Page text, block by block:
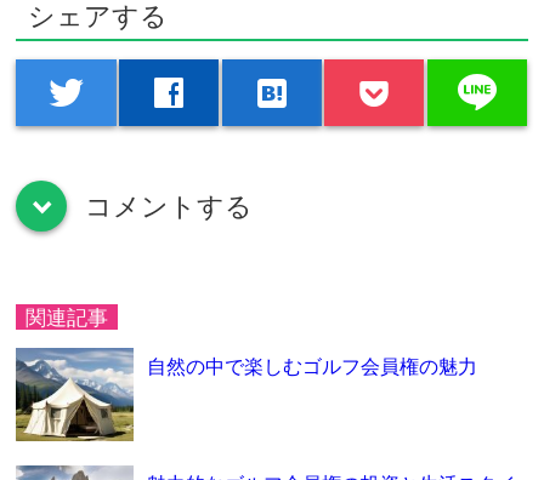
シェアする
twitter facebook hatenabookmark line
down コメントする
関連記事
自然の中で楽しむゴルフ会員権の魅力